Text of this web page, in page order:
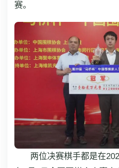
赛。
两位决赛棋手都是在